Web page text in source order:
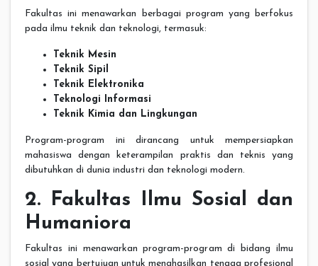
Fakultas ini menawarkan berbagai program yang berfokus
pada ilmu teknik dan teknologi, termasuk:
Teknik Mesin
Teknik Sipil
Teknik Elektronika
Teknologi Informasi
Teknik Kimia dan Lingkungan
Program-program ini dirancang untuk mempersiapkan
mahasiswa dengan keterampilan praktis dan teknis yang
dibutuhkan di dunia industri dan teknologi modern.
2. Fakultas Ilmu Sosial dan
Humaniora
Fakultas ini menawarkan program-program di bidang ilmu
sosial yang bertujuan untuk menghasilkan tenaga profesional